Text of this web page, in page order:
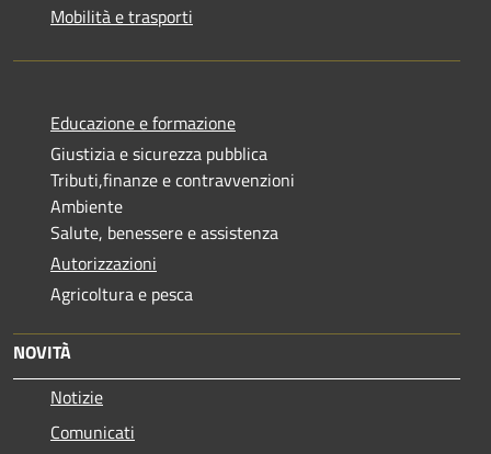
Mobilità e trasporti
Educazione e formazione
Giustizia e sicurezza pubblica
Tributi,finanze e contravvenzioni
Ambiente
Salute, benessere e assistenza
Autorizzazioni
Agricoltura e pesca
NOVITÀ
Notizie
Comunicati